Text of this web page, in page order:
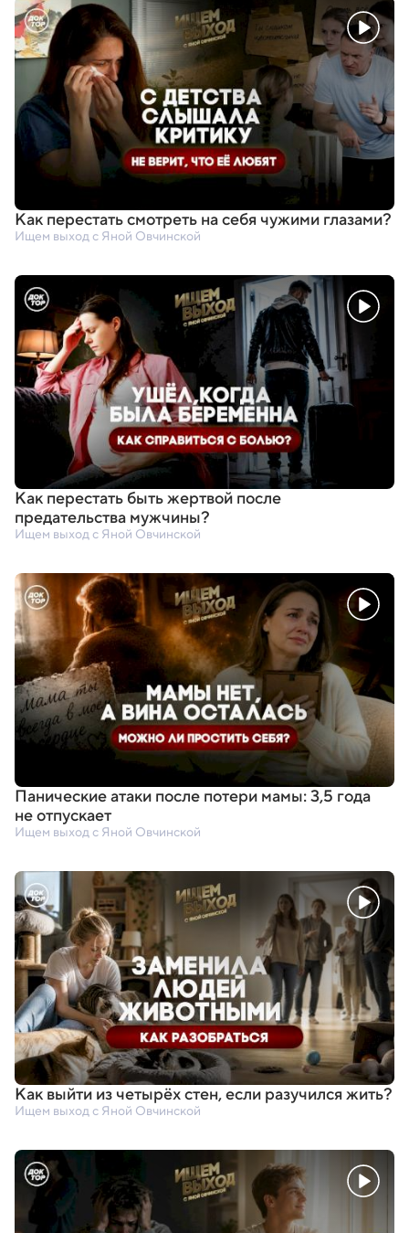
Как перестать смотреть на себя чужими глазами?
Ищем выход с Яной Овчинской
Как перестать быть жертвой после
предательства мужчины?
Ищем выход с Яной Овчинской
Панические атаки после потери мамы: 3,5 года
не отпускает
Ищем выход с Яной Овчинской
Как выйти из четырёх стен,если разучился жить?
Ищем выход с Яной Овчинской